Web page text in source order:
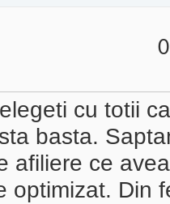
cu totii
basta.
afiliere ce
optimizat. Din